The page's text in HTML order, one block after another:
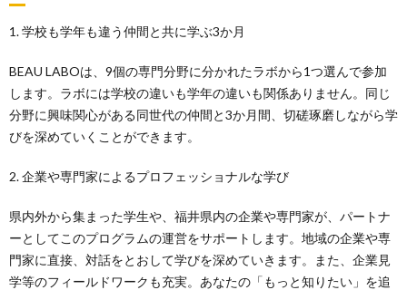
1. 学校も学年も違う仲間と共に学ぶ3か月
BEAU LABOは、9個の専門分野に分かれたラボから1つ選んで参加
します。ラボには学校の違いも学年の違いも関係ありません。同じ
分野に興味関心がある同世代の仲間と3か月間、切磋琢磨しながら学
びを深めていくことができます。
2. 企業や専門家によるプロフェッショナルな学び
県内外から集まった学生や、福井県内の企業や専門家が、パートナ
ーとしてこのプログラムの運営をサポートします。地域の企業や専
門家に直接、対話をとおして学びを深めていきます。また、企業見
学等のフィールドワークも充実。あなたの「もっと知りたい」を追